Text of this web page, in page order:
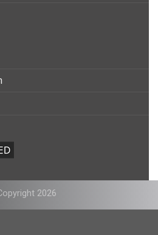
2026